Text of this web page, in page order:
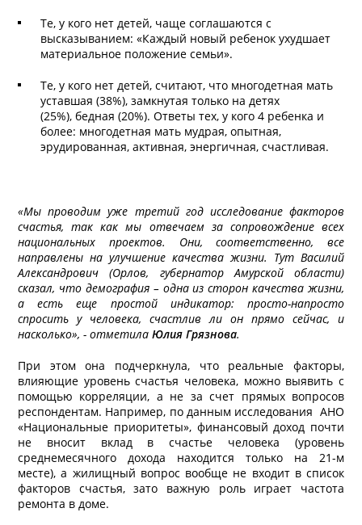
Те, у кого нет детей, чаще соглашаются с
высказыванием: «Каждый новый ребенок ухудшает
материальное положение семьи».
Те, у кого нет детей, считают, что многодетная мать
уставшая (38%), замкнутая только на детях
(25%), бедная (20%). Ответы тех, у кого 4 ребенка и
более: многодетная мать мудрая, опытная,
эрудированная, активная, энергичная, счастливая.
«Мы проводим уже третий год исследование факторов
счастья, так как мы отвечаем за сопровождение всех
национальных проектов. Они, соответственно, все
направлены на улучшение качества жизни. Тут Василий
Александрович (Орлов, губернатор Амурской области)
сказал, что демография – одна из сторон качества жизни,
а есть еще простой индикатор: просто-напросто
спросить у человека, счастлив ли он прямо сейчас, и
насколько», - отметила Юлия Грязнова.
При этом она подчеркнула, что реальные факторы,
влияющие уровень счастья человека, можно выявить с
помощью корреляции, а не за счет прямых вопросов
респондентам. Например, по данным исследования АНО
«Национальные приоритеты», финансовый доход почти
не вносит вклад в счастье человека (уровень
среднемесячного дохода находится только на 21-м
месте), а жилищный вопрос вообще не входит в список
факторов счастья, зато важную роль играет частота
ремонта в доме.